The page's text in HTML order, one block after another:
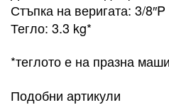
Стъпка на веригата: 3/8″P
Тегло: 3.3 kg*
*теглото е на празна
Подобни артикули